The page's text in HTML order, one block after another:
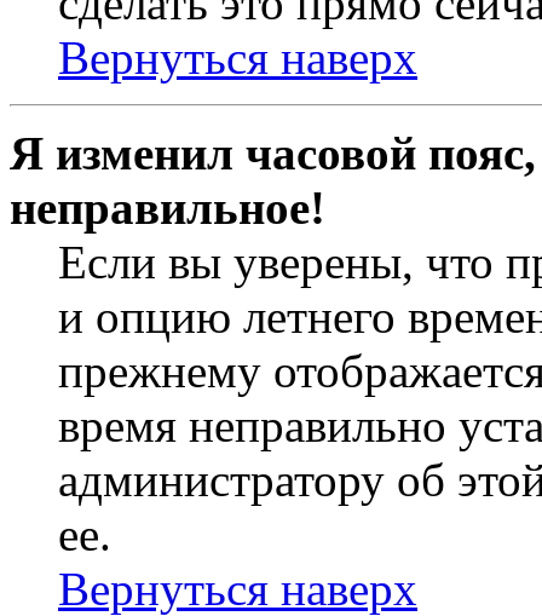
Вернуться наверх
Я изменил часовой
неправильное!
Если вы уверены, что
и опцию летнего
прежнему
время неправильно
администратору об
ее.
Вернуться наверх